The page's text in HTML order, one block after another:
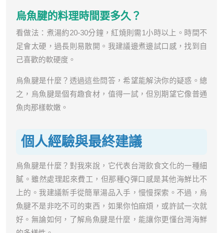
烏魚腱的料理時間要多久？
看做法：煮湯約20-30分鐘，紅燒則需1小時以上。時間不
足會太硬，過長則易散開。我建議邊煮邊試口感，找到自
己喜歡的軟硬度。
烏魚腱是什麼？透過這些問答，希望能解決你的疑惑。總
之，烏魚腱是個有趣食材，值得一試，但別期望它像普通
魚肉那樣軟嫩。
個人經驗與最終建議
烏魚腱是什麼？對我來說，它代表台灣飲食文化的一種細
膩。雖然處理起來費工，但那種Q彈口感是其他海鮮比不
上的。我建議新手從簡單湯品入手，慢慢探索。不過，烏
魚腱不是非吃不可的東西，如果你怕麻煩，或許試一次就
好。無論如何，了解烏魚腱是什麼，能讓你更懂台灣海鮮